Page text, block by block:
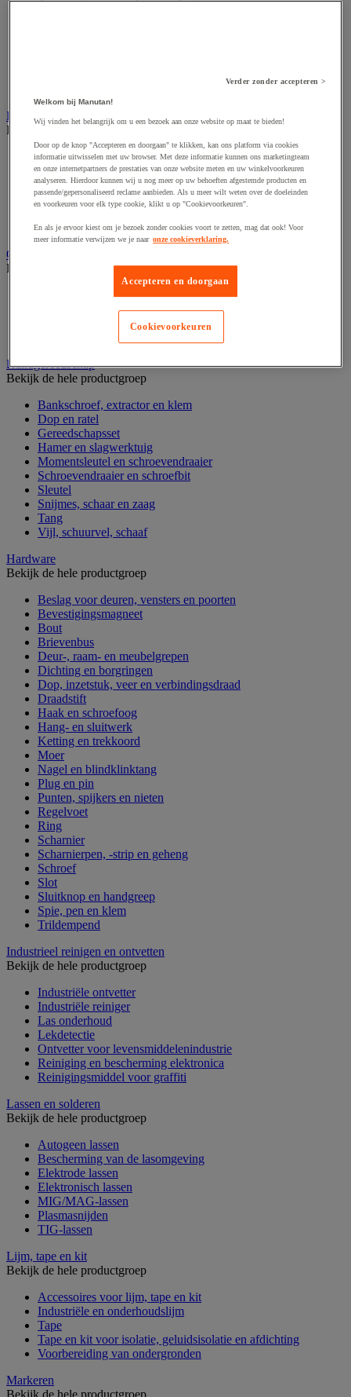
Accessoires voor schroevendraaier
Elektrische toebehoren en verlichting
Bekijk de hele productgroep
Accessoires voor elektrisch schakelpaneel
Batterij, oplader en kabel
Elektrische kabel
Elektrische uitrusting
Wandcontactdoos en schakelaar
Gereedschap opbergen
Bekijk de hele productgroep
Assortimentsdoos en gereedschapkoffer
Gereedschapskist en opbergtas
Gereedschapskoffer en versterkte kist
Handgereedschap
Bekijk de hele productgroep
Bankschroef, extractor en klem
Dop en ratel
Gereedschapsset
Hamer en slagwerktuig
Momentsleutel en schroevendraaier
Schroevendraaier en schroefbit
Sleutel
Snijmes, schaar en zaag
Tang
Vijl, schuurvel, schaaf
Hardware
Bekijk de hele productgroep
Beslag voor deuren, vensters en poorten
Bevestigingsmagneet
Bout
Brievenbus
Deur-, raam- en meubelgrepen
Dichting en borgringen
Dop, inzetstuk, veer en verbindingsdraad
Draadstift
Haak en schroefoog
Hang- en sluitwerk
Ketting en trekkoord
Moer
Nagel en blindklinktang
Plug en pin
Punten, spijkers en nieten
Regelvoet
Ring
Scharnier
Scharnierpen, -strip en geheng
Schroef
Slot
Sluitknop en handgreep
Spie, pen en klem
Trildempend
Industrieel reinigen en ontvetten
Bekijk de hele productgroep
Industriële ontvetter
Industriële reiniger
Las onderhoud
Lekdetectie
Ontvetter voor levensmiddelenindustrie
Reiniging en bescherming elektronica
Reinigingsmiddel voor graffiti
Lassen en solderen
Bekijk de hele productgroep
Autogeen lassen
Bescherming van de lasomgeving
Elektrode lassen
Elektronisch lassen
MIG/MAG-lassen
Plasmasnijden
TIG-lassen
Lijm, tape en kit
Bekijk de hele productgroep
Accessoires voor lijm, tape en kit
Industriële en onderhoudslijm
Tape
Tape en kit voor isolatie, geluidsisolatie en afdichting
Voorbereiding van ondergronden
Markeren
Bekijk de hele productgroep
Verder zonder accepteren >
Welkom bij Manutan!
Wij vinden het belangrijk om u een bezoek aan onze website op maat te bieden!
Door op de knop "Accepteren en doorgaan" te klikken, kan ons platform via cookies
informatie uitwisselen met uw browser. Met deze informatie kunnen ons marketingteam
en onze internetpartners de prestaties van onze website meten en uw winkelvoorkeuren
analyseren. Hierdoor kunnen wij u nog meer op uw behoeften afgestemde producten en
passende/gepersonaliseerd reclame aanbieden. Als u meer wilt weten over de doeleinden
en voorkeuren voor elk type cookie, klikt u op "Cookievoorkeuren".
En als je ervoor kiest om je bezoek zonder cookies voort te zetten, mag dat ook! Voor
meer informatie verwijzen we je naar onze cookieverklaring.
Accepteren en doorgaan
Cookievoorkeuren